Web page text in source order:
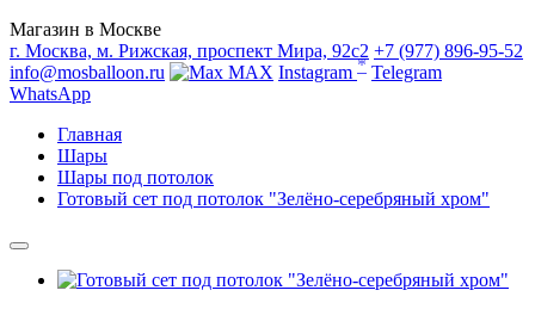
Магазин в Москве
г. Москва, м. Рижская, проспект Мира, 92с2 +7 (977) 896-95-52
info@mosballoon.ru
MAX Instagram * Telegram
WhatsApp
Главная
Шары
Шары под потолок
Готовый сет под потолок "Зелёно-серебряный хром"